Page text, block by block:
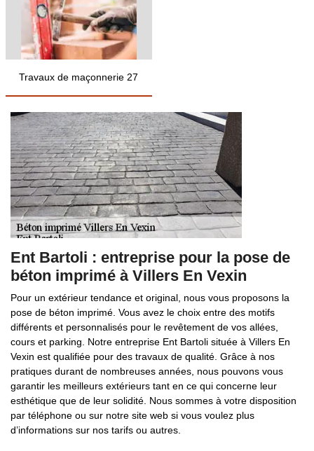
Travaux de maçonnerie 27
Ent Bartoli : entreprise pour la pose de
béton imprimé à Villers En Vexin
Pour un extérieur tendance et original, nous vous proposons la
pose de béton imprimé. Vous avez le choix entre des motifs
différents et personnalisés pour le revêtement de vos allées,
cours et parking. Notre entreprise Ent Bartoli située à Villers En
Vexin est qualifiée pour des travaux de qualité. Grâce à nos
pratiques durant de nombreuses années, nous pouvons vous
garantir les meilleurs extérieurs tant en ce qui concerne leur
esthétique que de leur solidité. Nous sommes à votre disposition
par téléphone ou sur notre site web si vous voulez plus
d’informations sur nos tarifs ou autres.